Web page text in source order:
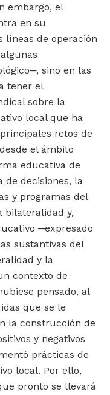
embargo, el
en su
líneas de operación
sino en las
tener el
sobre la
local que ha
retos de
el ámbito
educativa de
de decisiones, la
y programas del
bilateralidad y,
─expresado
sustantivas del
y la
contexto de
pensado, al
que se le
la construcción de
y negativos
prácticas de
local. Por ello,
pronto se llevará